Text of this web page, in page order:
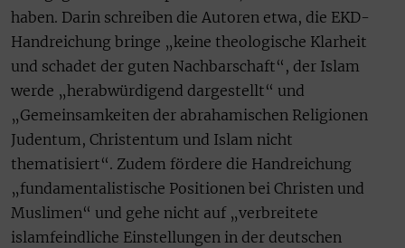
haben. Darin schreiben die Autoren etwa, die EKD-
Handreichung bringe „keine theologische Klarheit
und schadet der guten Nachbarschaft“, der Islam
werde „herabwürdigend dargestellt“ und
„Gemeinsamkeiten der abrahamischen Religionen
Judentum, Christentum und Islam nicht
thematisiert“. Zudem fördere die Handreichung
„fundamentalistische Positionen bei Christen und
Muslimen“ und gehe nicht auf „verbreitete
islamfeindliche Einstellungen in der deutschen